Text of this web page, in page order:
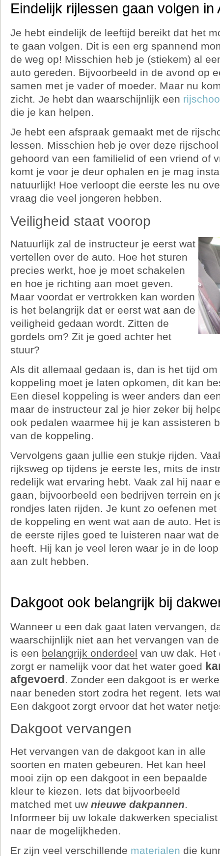
Eindelijk rijlessen gaan volgen in
Je hebt eindelijk de leeftijd bereikt dat het
te gaan volgen. Dit is een erg spannend
de weg op! Misschien heb je (stiekem) al
auto gereden. Bijvoorbeeld in de avond op
samen met je vader of moeder. Maar nu
zicht. Je hebt dan waarschijnlijk een
die je kan helpen.
Je hebt een afspraak gemaakt met de
lessen. Misschien heb je over deze
gehoord van een familielid of een vriend of
komt je voor je deur ophalen en je mag
natuurlijk! Hoe verloopt die eerste les nu
vraag die veel jongeren hebben.
Veiligheid staat voorop
Natuurlijk zal de instructeur je eerst wat
vertellen over de auto. Hoe het sturen
precies werkt, hoe je moet schakelen
en hoe je richting aan moet geven.
Maar voordat er vertrokken kan worden
is het belangrijk dat er eerst wat aan de
veiligheid gedaan wordt. Zitten de
gordels om? Zit je goed achter het
stuur?
Als dit allemaal gedaan is, dan is het tijd
koppeling moet je laten opkomen, dit kan
Een diesel koppeling is weer anders dan
maar de instructeur zal je hier zeker bij
ook pedalen waarmee hij je kan assisteren
van de koppeling.
Vervolgens gaan jullie een stukje rijden.
rijksweg op tijdens je eerste les, mits de
redelijk wat ervaring hebt. Vaak zal hij naar
gaan, bijvoorbeeld een bedrijven terrein en
rondjes laten rijden. Je kunt zo oefenen
de koppeling en went wat aan de auto. Het
de eerste rijles goed te luisteren naar wat
heeft. Hij kan je veel leren waar je in de
aan zult hebben.
Dakgoot ook belangrijk bij
Wanneer u een dak gaat laten vervangen,
waarschijnlijk niet aan het vervangen van
is een belangrijk onderdeel van uw dak. Het
zorgt er namelijk voor dat het water goed
afgevoerd. Zonder een dakgoot is er
naar beneden stort zodra het regent. Iets
Een dakgoot zorgt ervoor dat het water
Dakgoot vervangen
Het vervangen van de dakgoot kan in alle
soorten en maten gebeuren. Het kan heel
mooi zijn op een dakgoot in een bepaalde
kleur te kiezen. Iets dat bijvoorbeeld
matched met uw nieuwe dakpannen.
Informeer bij uw lokale dakwerken specialist
naar de mogelijkheden.
Er zijn veel verschillende materialen die